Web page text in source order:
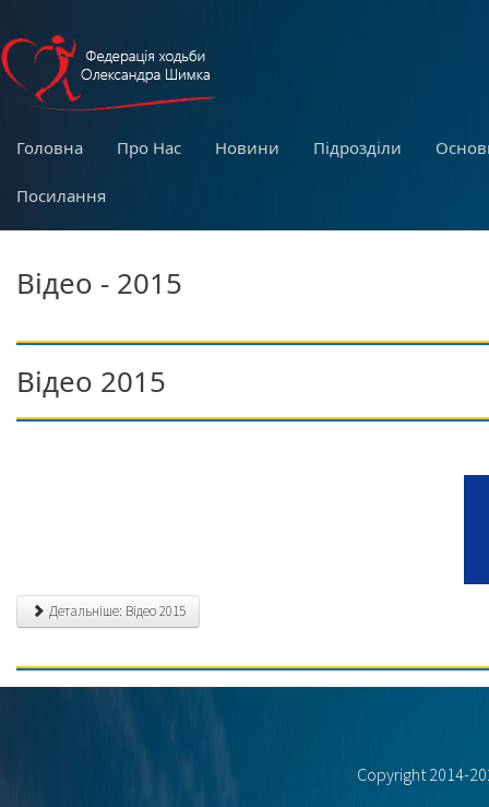
Головна Про Нас Новини Підрозділи
Посилання
Відео - 2015
Відео 2015
Детальніше: Відео 2015
Copyright 2014-